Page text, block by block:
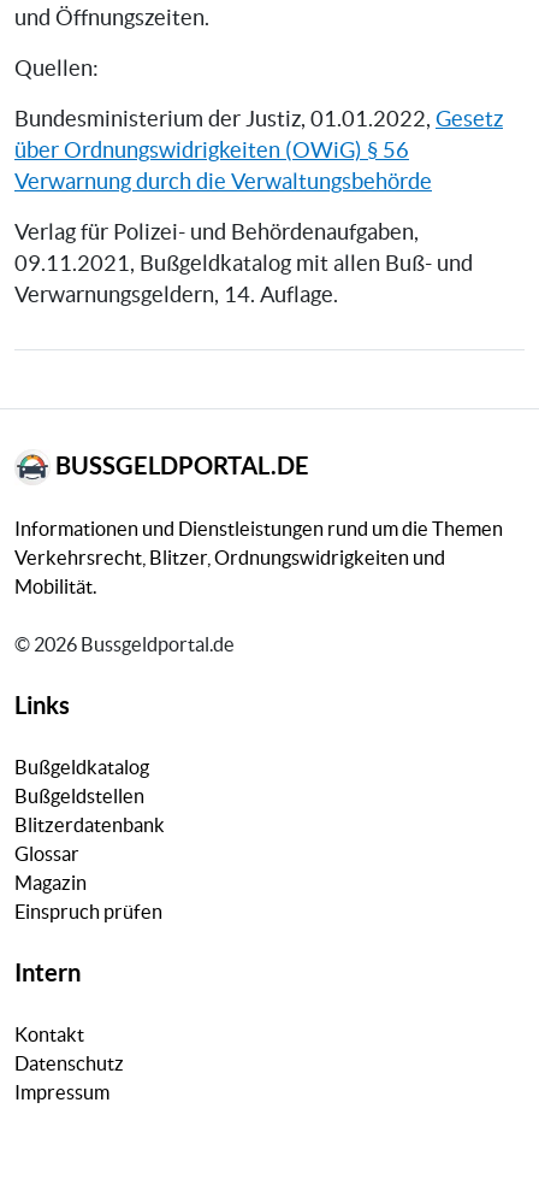
und Öffnungszeiten.
Quellen:
Bundesministerium der Justiz, 01.01.2022, Gesetz
über Ordnungswidrigkeiten (OWiG) § 56
Verwarnung durch die Verwaltungsbehörde
Verlag für Polizei- und Behördenaufgaben,
09.11.2021, Bußgeldkatalog mit allen Buß- und
Verwarnungsgeldern, 14. Auflage.
BUSSGELDPORTAL.DE
Informationen und Dienstleistungen rund um die Themen
Verkehrsrecht, Blitzer, Ordnungswidrigkeiten und
Mobilität.
© 2026 Bussgeldportal.de
Links
Bußgeldkatalog
Bußgeldstellen
Blitzerdatenbank
Glossar
Magazin
Einspruch prüfen
Intern
Kontakt
Datenschutz
Impressum